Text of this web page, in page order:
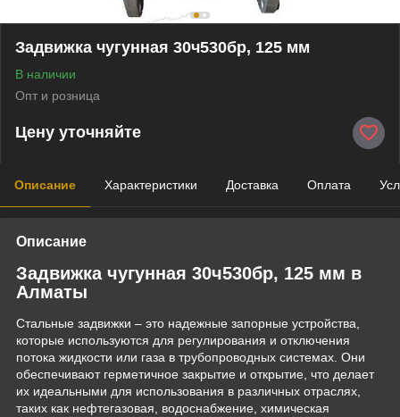
Задвижка чугунная 30ч530бр, 125 мм
В наличии
Опт и розница
Цену уточняйте
Описание Характеристики Доставка Оплата
Описание
Задвижка чугунная 30ч530бр, 125 мм в
Алматы
Стальные задвижки – это надежные запорные устройства,
которые используются для регулирования и отключения
потока жидкости или газа в трубопроводных системах. Они
обеспечивают герметичное закрытие и открытие, что делает
их идеальными для использования в различных отраслях,
таких как нефтегазовая, водоснабжение, химическая